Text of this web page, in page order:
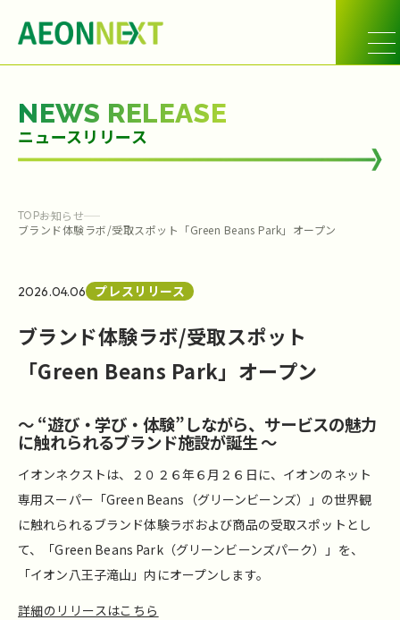
NEWS RELEASE
ニュースリリース
TOPお知らせ
ブランド体験ラボ/受取スポット「Green Beans Park」オープン
2026.04.06 プレスリリース
ブランド体験ラボ/受取スポット
「Green Beans Park」オープン
～ “遊び・学び・体験”しながら、サービスの魅力
に触れられるブランド施設が誕生 ～
イオンネクストは、２０２６年６月２６日に、イオンのネット
専用スーパー「Green Beans（グリーンビーンズ）」の世界観
に触れられるブランド体験ラボおよび商品の受取スポットとし
て、「Green Beans Park（グリーンビーンズパーク）」を、
「イオン八王子滝山」内にオープンします。
詳細のリリースはこちら